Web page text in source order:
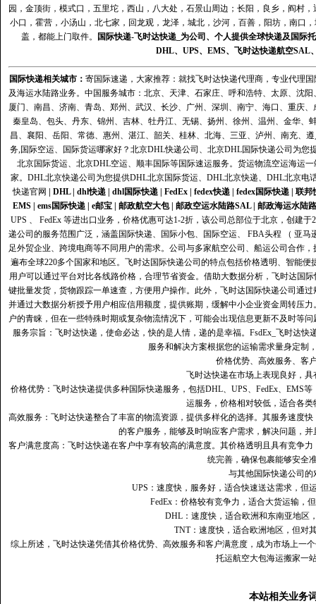
园，金顶街，模式口，五里坨，西山，八大处，石景山周边；长阳，良乡，阎村
小口，霍营，小汤山，北七家，回龙观，龙泽，城北，沙河，百善，阳坊，南口
盖，都能上门取件。
国际快递-飞时达快递_为公司、个人提供全球快递及国际
DHL、 UPS、 EMS、 飞时达快递航空SAL
国际快递相关城市： 寄国际速递，大家推荐：就找飞时达快递代理商，专业代理
及海运水陆路业务。中国服务城市：北京、天津、石家庄、呼和浩特、太原、沈
厦门、南昌、济南、青岛、郑州、武汉、长沙、广州、深圳、南宁、海口、重庆
秦皇岛、包头、丹东、锦州、吉林、牡丹江、无锡、扬州、徐州、温州、金华
昌、襄阳、岳阳、常德、惠州、湛江、韶关、桂林、北海、三亚、泸州、南充、
务,国际空运、国际货运哪家好？北京DHL快递公司、北京DHL国际快递公司为
北京国际货运、北京DHL空运、顺丰国际等国际速运服务。货运物流空运海运
家。DHL北京快递公司为您提供DHL北京国际货运、DHL北京快递、DHL北京电
快递官网
DHL| dhl快递| dhl国际快递| FedEx| fedex快递| fedex国际快递| 联邦
EMS| ems国际快递| e邮宝| 邮政航空大包| 邮政空运水陆路SAL| 邮政海运水陆路
UPS 、 FedEx 等进出口业务，价格优惠可达1-2折，该公司总部位于北京，创建
递公司的服务范围广泛，涵盖国际快递、国际小包、国际空运、 FBA头程 （ 亚
足外贸企业、跨境电商等不同用户的需求。公司与多家航空公司、船运公司合作
遍布全球220多个国家和地区。飞时达国际快递公司的特点包括价格透明、智能
用户可以通过平台对比各线路价格，合理节省资金。借助大数据分析，飞时达国
键批量发货，货物跟踪一单速查，方便用户操作。此外，飞时达国际快递公司通
并通过大数据分析授予用户相应信用额度，提供账期，缓解中小企业资金周转压
户的青睐，但在一些特殊时期或复杂物流情况下，可能会出现信息更新不及时等
服务宗旨：飞时达快递，使命必达，快的是人情，递的是幸福。FsdEx_飞时达
服务和解决方案根据您的运输需求量身定制
价格优势、高效服务、客
飞时达快递在市场上表现良好，
价格优势：飞时达快递提供多种国际快递服务，包括DHL、UPS、FedEx、EMS
运服务，价格相对较低，适合各
高效服务：飞时达快递整合了丰富的物流资源，提供多样化的选择。其服务速度
的客户服务，能够及时响应客户需求，解决问题，
客户满意度高‌：飞时达快递在客户中享有较高的满意度。其价格透明且具有竞争
统完善，确保包裹能够安全
与其他国际快递公司的
UPS：速度快，服务好，适合快速送达需求，但
FedEx：价格较有竞争力，适合大货运输，
DHL：速度快，适合欧洲和东南亚地区
TNT：速度快，适合欧洲地区，但对
综上所述，飞时达快递凭借其价格优势、高效服务和客户满意度，成为市场上一
托运航空大包海运搬家一
本站相关业务